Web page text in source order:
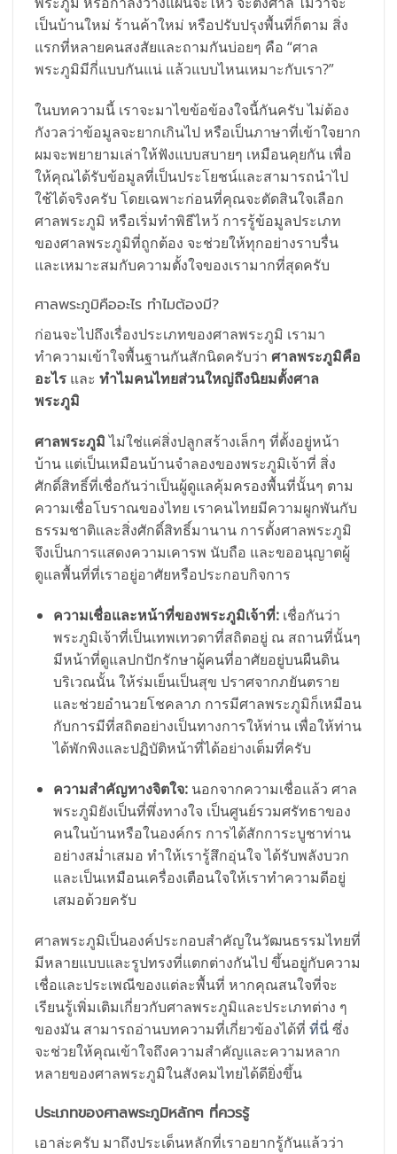
เป็นบ้านใหม่ ร้านค้าใหม่ หรือปรับปรุงพื้นที่ก็ตาม สิ่ง
แรกที่หลายคนสงสัยและถามกันบ่อยๆ คือ “ศาล
พระภูมิมีกี่แบบกันแน่ แล้วแบบไหนเหมาะกับเรา?”
ในบทความนี้ เราจะมาไขข้อข้องใจนี้กันครับ ไม่ต้อง
กังวลว่าข้อมูลจะยากเกินไป หรือเป็นภาษาที่เข้าใจยาก
ผมจะพยายามเล่าให้ฟังแบบสบายๆ เหมือนคุยกัน เพื่อ
ให้คุณได้รับข้อมูลที่เป็นประโยชน์และสามารถนำไป
ใช้ได้จริงครับ โดยเฉพาะก่อนที่คุณจะตัดสินใจเลือก
ศาลพระภูมิ หรือเริ่มทำพิธีไหว้ การรู้ข้อมูลประเภท
ของศาลพระภูมิที่ถูกต้อง จะช่วยให้ทุกอย่างราบรื่น
และเหมาะสมกับความตั้งใจของเรามากที่สุดครับ
ศาลพระภูมิคืออะไร ทำไมต้องมี?
ก่อนจะไปถึงเรื่องประเภทของศาลพระภูมิ เรามา
ทำความเข้าใจพื้นฐานกันสักนิดครับว่า ศาลพระภูมิคือ
อะไร และ ทำไมคนไทยส่วนใหญ่ถึงนิยมตั้งศาล
พระภูมิ
ศาลพระภูมิไม่ใช่แค่สิ่งปลูกสร้างเล็กๆ ที่ตั้งอยู่หน้า
บ้าน แต่เป็นเหมือนบ้านจำลองของพระภูมิเจ้าที่ สิ่ง
ศักดิ์สิทธิ์ที่เชื่อกันว่าเป็นผู้ดูแลคุ้มครองพื้นที่นั้นๆ ตาม
ความเชื่อโบราณของไทย เราคนไทยมีความผูกพันกับ
ธรรมชาติและสิ่งศักดิ์สิทธิ์มานาน การตั้งศาลพระภูมิ
จึงเป็นการแสดงความเคารพ นับถือ และขออนุญาตผู้
ดูแลพื้นที่ที่เราอยู่อาศัยหรือประกอบกิจการ
ความเชื่อและหน้าที่ของพระภูมิเจ้าที่:เชื่อกันว่า
พระภูมิเจ้าที่เป็นเทพเทวดาที่สถิตอยู่ ณ สถานที่นั้นๆ
มีหน้าที่ดูแลปกปักรักษาผู้คนที่อาศัยอยู่บนผืนดิน
บริเวณนั้น ให้ร่มเย็นเป็นสุข ปราศจากภยันตราย
และช่วยอำนวยโชคลาภ การมีศาลพระภูมิก็เหมือน
กับการมีที่สถิตอย่างเป็นทางการให้ท่าน เพื่อให้ท่าน
ได้พักพิงและปฏิบัติหน้าที่ได้อย่างเต็มที่ครับ
ความสำคัญทางจิตใจ:นอกจากความเชื่อแล้ว ศาล
พระภูมิยังเป็นที่พึ่งทางใจ เป็นศูนย์รวมศรัทธาของ
คนในบ้านหรือในองค์กร การได้สักการะบูชาท่าน
อย่างสม่ำเสมอ ทำให้เรารู้สึกอุ่นใจ ได้รับพลังบวก
และเป็นเหมือนเครื่องเตือนใจให้เราทำความดีอยู่
เสมอด้วยครับ
ศาลพระภูมิเป็นองค์ประกอบสำคัญในวัฒนธรรมไทยที่
มีหลายแบบและรูปทรงที่แตกต่างกันไป ขึ้นอยู่กับความ
เชื่อและประเพณีของแต่ละพื้นที่ หากคุณสนใจที่จะ
เรียนรู้เพิ่มเติมเกี่ยวกับศาลพระภูมิและประเภทต่าง ๆ
ของมัน สามารถอ่านบทความที่เกี่ยวข้องได้ที่ ที่นี่ซึ่ง
จะช่วยให้คุณเข้าใจถึงความสำคัญและความหลาก
หลายของศาลพระภูมิในสังคมไทยได้ดียิ่งขึ้น
ประเภทของศาลพระภูมิหลักๆ ที่ควรรู้
เอาล่ะครับ มาถึงประเด็นหลักที่เราอยากรู้กันแล้วว่า